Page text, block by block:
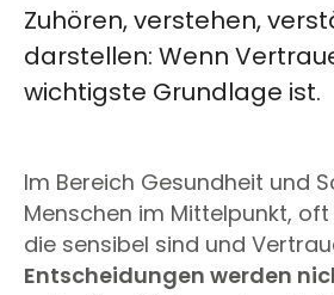
Zuhören, verstehen,
darstellen: Wenn
wichtigste Grundlage ist.
Im Bereich Gesundheit und
Menschen im Mittelpunkt,
die sensibel sind und
Entscheidungen werden